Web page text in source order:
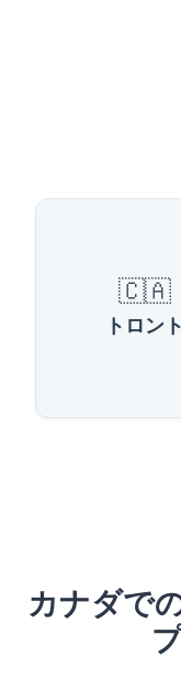
利用可能
🇨🇦
トロント
カナダで